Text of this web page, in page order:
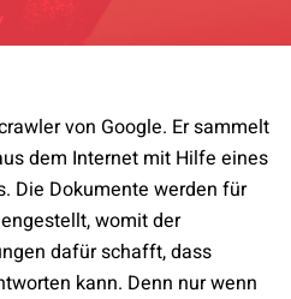
von Google. Er sammelt
dem Internet mit Hilfe eines
Die Dokumente werden für
womit der
dafür schafft, dass
kann. Denn nur wenn